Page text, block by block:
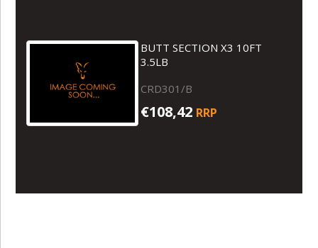
BUTT SECTION X3 10FT
3.5LB
CRD301/B
€108,42 RRP